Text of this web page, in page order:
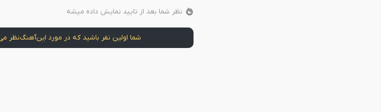
نظر شما بعد از تایید نمایش داده میشه
شما اولین نفر باشید که در مورد اینآهنگنظر